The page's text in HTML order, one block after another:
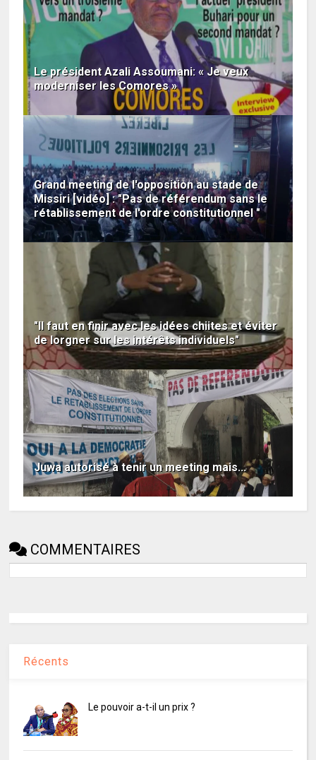
Le président Azali Assoumani: « Je veux
moderniser les Comores »
Grand meeting de l'opposition au stade de
Missiri [vidéo] : "Pas de référendum sans le
rétablissement de l'ordre constitutionnel "
"Il faut en finir avec les idées chiites et éviter
de lorgner sur les intérêts individuels"
Juwa autorisé à tenir un meeting mais...
COMMENTAIRES
Récents
Le pouvoir a-t-il un prix ?